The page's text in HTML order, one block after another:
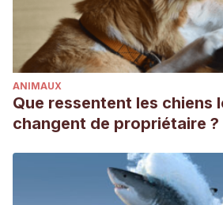
ANIMAUX
Que ressentent les chiens
changent de propriétaire ?